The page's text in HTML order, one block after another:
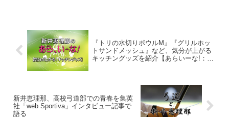
『トリの水切りボウルM』『グリルホッ
トサンドメッシュ』など、気分が上がる
キッチングッズを紹介【あらいーな!：グ
新井恵理那、高校弓道部での青春を集英
社「web Sportiva」インタビュー記事で
語る